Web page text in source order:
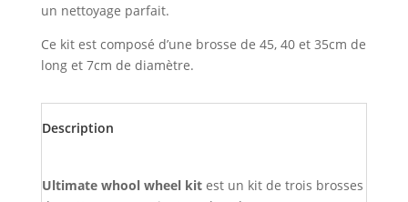
un nettoyage parfait.
Ce kit est composé d’une brosse de 45, 40 et 35cm de
long et 7cm de diamètre.
Description
Ultimate whool wheel kit est un kit de trois brosses